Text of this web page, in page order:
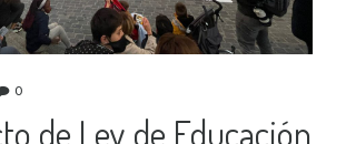
0
de Ley de Educación